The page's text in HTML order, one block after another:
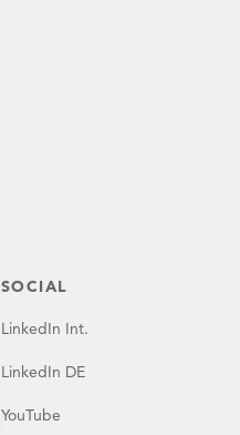
SOCIAL
LinkedIn Int.
LinkedIn DE
YouTube